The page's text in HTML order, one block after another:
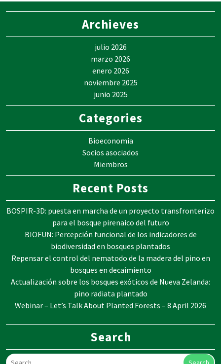
Archieves
julio 2026
marzo 2026
enero 2026
noviembre 2025
junio 2025
Categories
Bioeconomia
Socios asociados
Miembros
Recent Posts
BOSPIR-3D: puesta en marcha de un proyecto transfronterizo
para el bosque pirenaico del futuro
BIOFUN: Percepción funcional de los indicadores de
biodiversidad en bosques plantados
Repensar el control del nematodo de la madera del pino en
bosques en decaimiento
Actualización sobre los bosques exóticos de Nueva Zelanda:
pino radiata plantado
Webinar – Let’s Talk About Planted Forests – 8 April 2026
Search